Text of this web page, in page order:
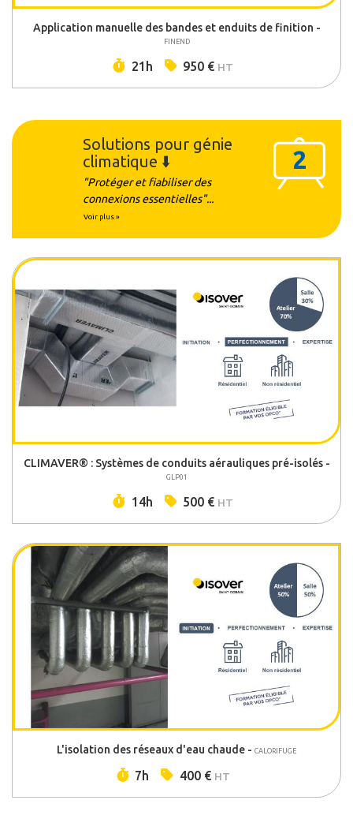
Application manuelle des bandes et enduits de finition -
FINEND
Durée :
21h Prix :
950 € HT
Solutions pour génie
climatique ⬇️
2
"Protéger et fiabiliser des
connexions essentielles"...
Voir plus »
CLIMAVER® : Systèmes de conduits aérauliques pré-isolés -
GLP01
Durée :
14h Prix :
500 € HT
L'isolation des réseaux d'eau chaude - CALORIFUGE
Durée :
7h Prix :
400 € HT